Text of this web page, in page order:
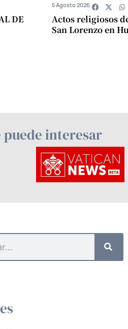
DE
Actos religiosos
San Lorenzo en
5 Agosto 2026
puede interesar